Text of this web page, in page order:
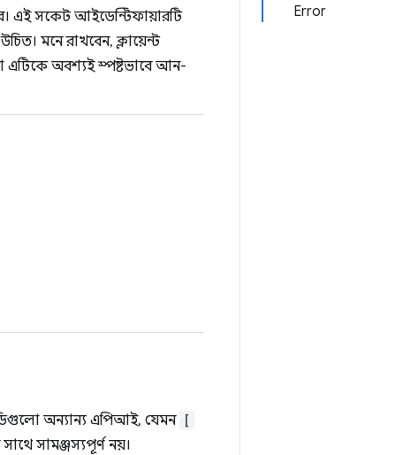
Error
এই সকেট আইডেন্টিফায়ারটি
মনে রাখবেন, ক্লায়েন্ট
এটিকে অবশ্যই স্পষ্টভাবে আন-
অন্যান্য এপিআই, যেমন [
সামঞ্জস্যপূর্ণ নয়।